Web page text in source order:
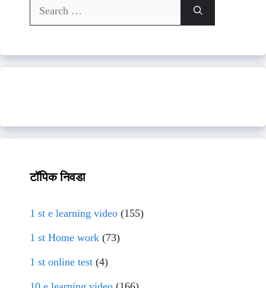
Search
for:
टॉपिक निवडा
1 st e learning video (155)
1 st Home work (73)
1 st online test (4)